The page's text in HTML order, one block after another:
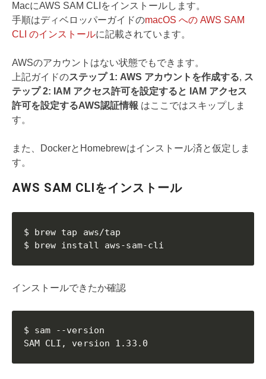
MacにAWS SAM CLIをインストールします。
手順はディベロッパーガイドのmacOS への AWS SAM
CLI のインストールに記載されています。
AWSのアカウントはない状態でもできます。
上記ガイドのステップ 1: AWS アカウントを作成する, ス
テップ 2: IAM アクセス許可を設定すると IAM アクセス
許可を設定するAWS認証情報 はここではスキップしま
す。
また、DockerとHomebrewはインストール済と仮定しま
す。
AWS SAM CLIをインストール
$ brew tap aws/tap
$ brew install aws-sam-cli
インストールできたか確認
$ sam --version
SAM CLI, version 1.33.0